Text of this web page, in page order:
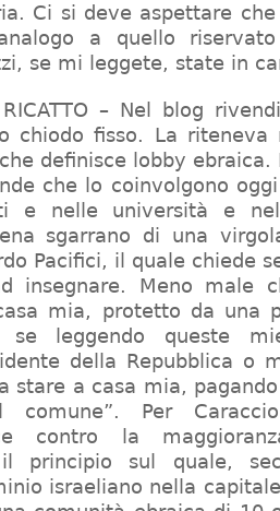
Ci si deve aspettare
a quello
se mi leggete, state in
RICATTO – Nel blog
chiodo fisso. La
definisce lobby ebraica.
che lo coinvolgono
e nelle università e
sgarrano di una
Pacifici, il quale chiede
insegnare. Meno male
mia, protetto da una
leggendo queste
della Repubblica o
stare a casa mia,
Per
contro la
il principio sul quale,
israeliano nella